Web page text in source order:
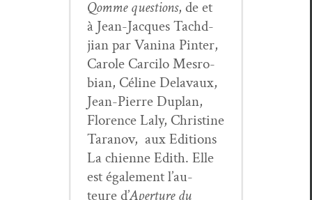
Qomme ques­tions, de et
à Jean-Jacques Tachd­
jian par Van­i­na Pin­ter,
Car­ole Car­ci­lo Mes­ro­
bian, Céline Delavaux,
Jean-Pierre Duplan,
Flo­rence Laly, Chris­tine
Tara­nov, aux Edi­tions
La chi­enne Edith. Elle
est égale­ment l’au­
teure d’Aper­ture du